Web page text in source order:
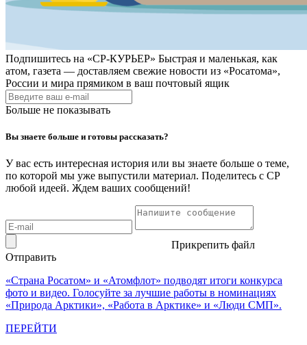
Подпишитесь на «СР-КУРЬЕР» Быстрая и маленькая, как
атом, газета — доставляем свежие новости из «Росатома»,
России и мира прямиком в ваш почтовый ящик
Больше не показывать
Вы знаете больше и готовы рассказать?
У вас есть интересная история или вы знаете больше о теме,
по которой мы уже выпустили материал. Поделитесь с СР
любой идеей. Ждем ваших сообщений!
Прикрепить файл
Отправить
«Страна Росатом» и «Атомфлот» подводят итоги конкурса
фото и видео. Голосуйте за лучшие работы в номинациях
«Природа Арктики», «Работа в Арктике» и «Люди СМП».
ПЕРЕЙТИ